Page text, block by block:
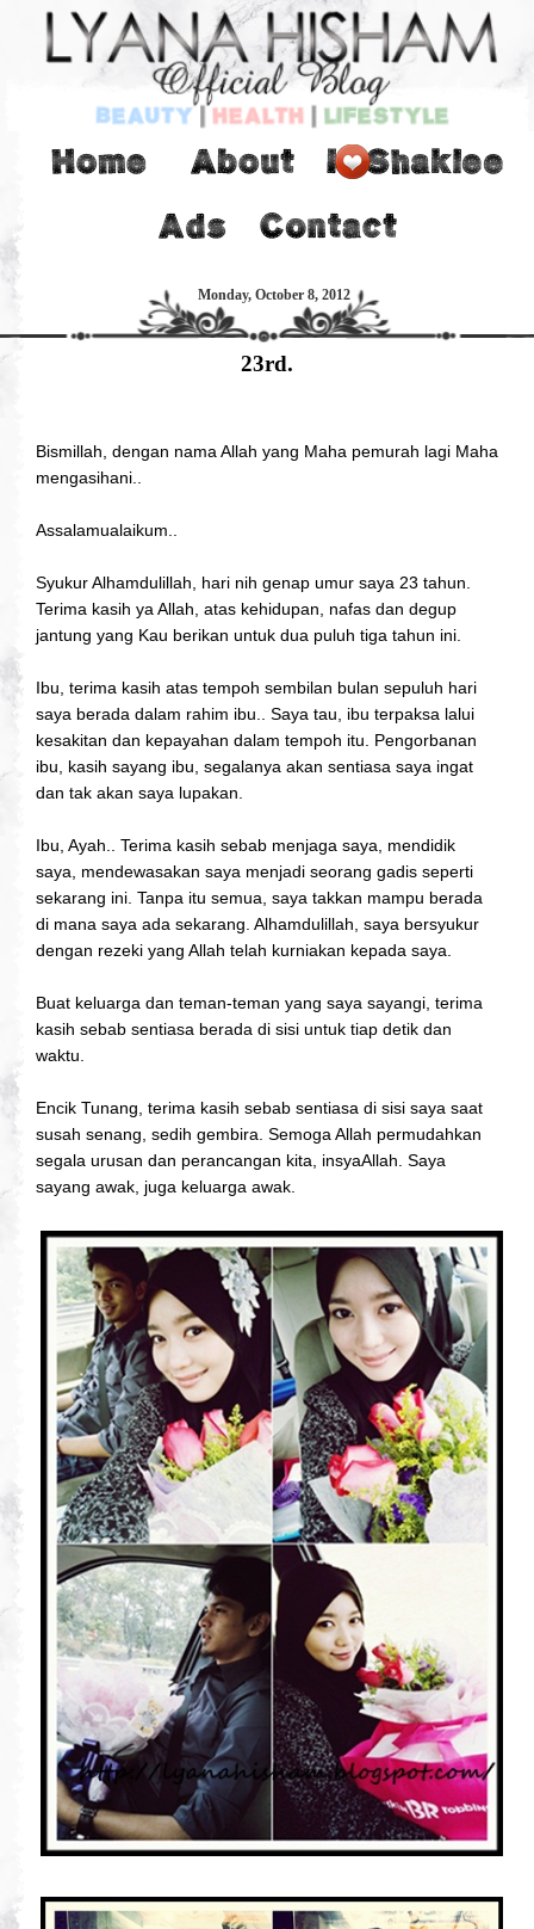
Monday, October 8, 2012
23rd.
Bismillah, dengan nama Allah yang Maha pemurah lagi Maha
mengasihani..
Assalamualaikum..
Syukur Alhamdulillah, hari nih genap umur saya 23 tahun.
Terima kasih ya Allah, atas kehidupan, nafas dan degup
jantung yang Kau berikan untuk dua puluh tiga tahun ini.
Ibu, terima kasih atas tempoh sembilan bulan sepuluh hari
saya berada dalam rahim ibu.. Saya tau, ibu terpaksa lalui
kesakitan dan kepayahan dalam tempoh itu. Pengorbanan
ibu, kasih sayang ibu, segalanya akan sentiasa saya ingat
dan tak akan saya lupakan.
Ibu, Ayah.. Terima kasih sebab menjaga saya, mendidik
saya, mendewasakan saya menjadi seorang gadis seperti
sekarang ini. Tanpa itu semua, saya takkan mampu berada
di mana saya ada sekarang. Alhamdulillah, saya bersyukur
dengan rezeki yang Allah telah kurniakan kepada saya.
Buat keluarga dan teman-teman yang saya sayangi, terima
kasih sebab sentiasa berada di sisi untuk tiap detik dan
waktu.
Encik Tunang, terima kasih sebab sentiasa di sisi saya saat
susah senang, sedih gembira. Semoga Allah permudahkan
segala urusan dan perancangan kita, insyaAllah. Saya
sayang awak, juga keluarga awak.